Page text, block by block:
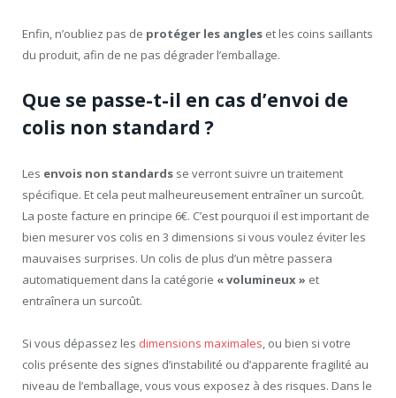
Enfin, n’oubliez pas de protéger les angles et les coins saillants
du produit, afin de ne pas dégrader l’emballage.
Que se passe-t-il en cas d’envoi de
colis non standard ?
Les envois non standards se verront suivre un traitement
spécifique. Et cela peut malheureusement entraîner un surcoût.
La poste facture en principe 6€. C’est pourquoi il est important de
bien mesurer vos colis en 3 dimensions si vous voulez éviter les
mauvaises surprises. Un colis de plus d’un mètre passera
automatiquement dans la catégorie « volumineux » et
entraînera un surcoût.
Si vous dépassez les dimensions maximales, ou bien si votre
colis présente des signes d’instabilité ou d’apparente fragilité au
niveau de l’emballage, vous vous exposez à des risques. Dans le